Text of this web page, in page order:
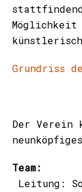
Möglichkeit
Grundriss
Der Verein
Team:
Leitung: